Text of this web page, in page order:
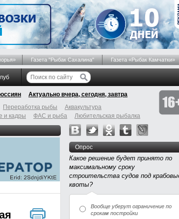
Газета "Рыбак Сахалина" Газета «Рыбак Камчатки»
Актуально вчера, сегодня, завтра
Переработка рыбы
Аквакультура
и кадры ФАС и рыба Любительская рыбалка
Опрос
Какое решение будет принято по
максимальному сроку
строительства судов под
квоты?
Вообще уберут ограничение по
срокам постройки